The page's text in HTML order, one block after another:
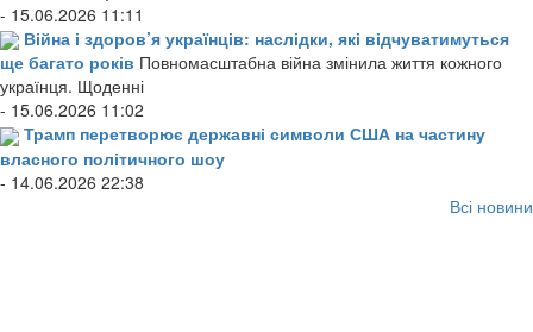
- 15.06.2026 11:11
Війна і здоров’я українців: наслідки, які відчуватимуться
ще багато років Повномасштабна війна змінила життя кожного
українця. Щоденні
- 15.06.2026 11:02
Трамп перетворює державні символи США на частину
власного політичного шоу
- 14.06.2026 22:38
Всі новини